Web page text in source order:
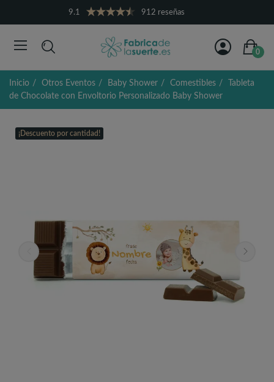
9.1 912 reseñas
0
Inicio Otros Eventos Baby Shower Comestibles
Tableta
de Chocolate con Envoltorio Personalizado Baby Shower
¡Descuento por cantidad!